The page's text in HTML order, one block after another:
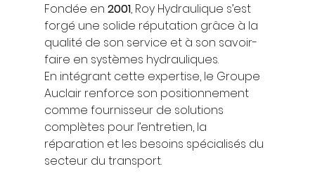
Fondée en 2001, Roy Hydraulique s’est
forgé une solide réputation grâce à la
qualité de son service et à son savoir-
faire en systèmes hydrauliques.
En intégrant cette expertise, le Groupe
Auclair renforce son positionnement
comme fournisseur de solutions
complètes pour l’entretien, la
réparation et les besoins spécialisés du
secteur du transport.